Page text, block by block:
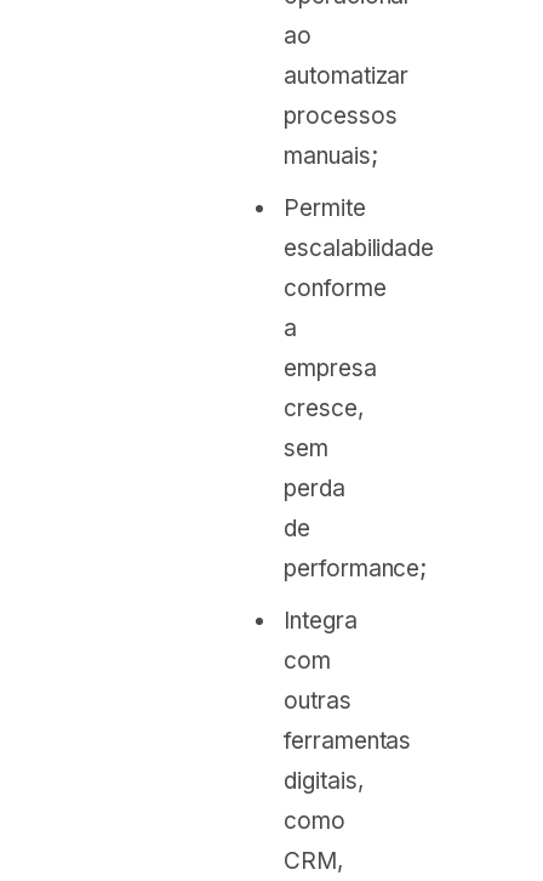
ao
automatizar
processos
manuais;
Permite
escalabilidade
conforme
a
empresa
cresce,
sem
perda
de
performance;
Integra
com
outras
ferramentas
digitais,
como
CRM,